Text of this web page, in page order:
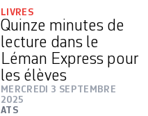
LIVRES
Quinze minutes de
lecture dans le
Léman Express pour
les élèves
MERCREDI 3 SEPTEMBRE
2025
ATS